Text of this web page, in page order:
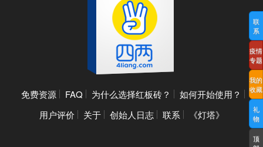
免费资源 FAQ 为什么选择红板砖？
如何开始使用？
用户评价
关于 创始人日志 联系 《灯塔》
联
系
疫情
专题
我的
收藏
礼
物
顶